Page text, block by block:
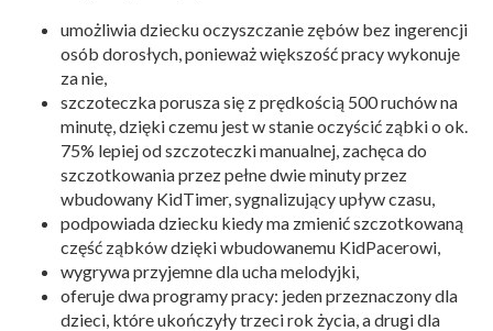
umożliwia dziecku oczyszczanie zębów bez ingerencji
osób dorosłych, ponieważ większość pracy wykonuje
za nie,
szczoteczka porusza się z prędkością 500 ruchów na
minutę, dzięki czemu jest w stanie oczyścić ząbki o ok.
75% lepiej od szczoteczki manualnej, zachęca do
szczotkowania przez pełne dwie minuty przez
wbudowany KidTimer, sygnalizujący upływ czasu,
podpowiada dziecku kiedy ma zmienić szczotkowaną
część ząbków dzięki wbudowanemu KidPacerowi,
wygrywa przyjemne dla ucha melodyjki,
oferuje dwa programy pracy: jeden przeznaczony dla
dzieci, które ukończyły trzeci rok życia, a drugi dla